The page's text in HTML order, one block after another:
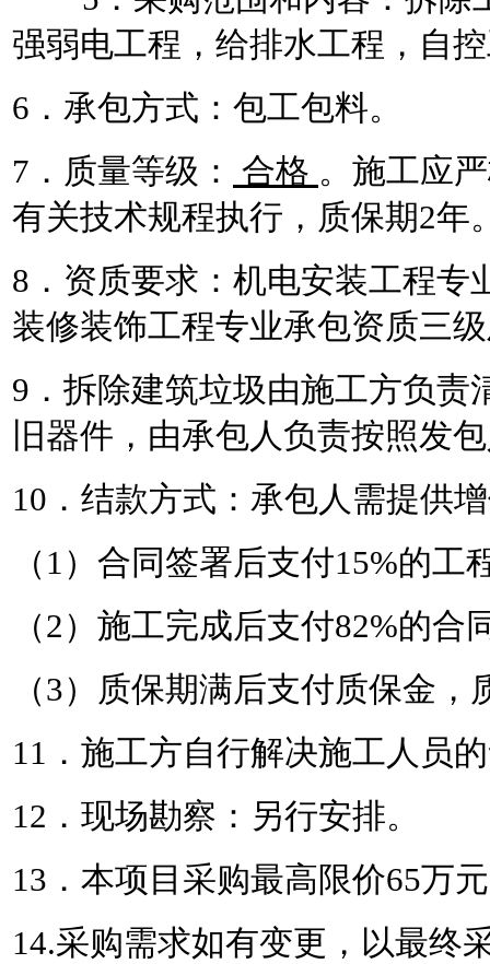
强弱电工程 ， 给排水工程 ， 自
6．承包方式：包工包料。
7．质量等级：
合格 。施工应
有关技术规程执行，质保期2年
8．资质要求：机电安装工程专
装修装饰工程专业承包资质三级
9．拆除建筑垃圾由施工方负责
旧器件，由承包人负责按照发
10．结款方式：承包人需提供
（ 1）合同签署后支付15%的工
（2）施工完成后支付82%的合
（3）质保期满后支付质保金，
11．施工方自行解决施工人员
12．现场勘察：另行安排。
13 ．本项目采购最高限价65万
14.采购需求如有变更，以最终